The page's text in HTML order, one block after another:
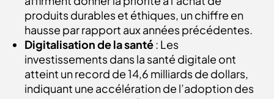
produits durables et éthiques, un chiffre en
hausse par rapport aux années précédentes.
Digitalisation de la santé: Les
investissements dans la santé digitale ont
atteint un record de 14,6 milliards de dollars,
indiquant une accélération de l’adoption des